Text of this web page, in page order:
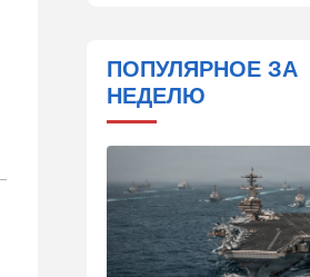
10:40 Израиль
10:36 Израиль
Три пожара за
Рамат-Гане:
поджог
ПОПУЛЯРНОЕ ЗА
НЕДЕЛЮ